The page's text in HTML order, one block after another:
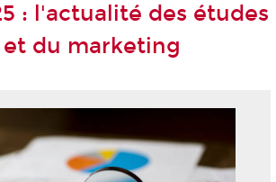
: l'actualité des études
du marketing